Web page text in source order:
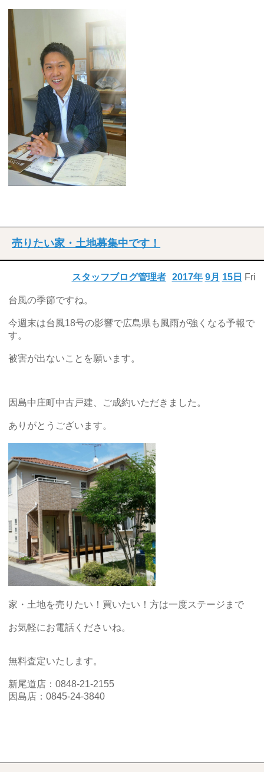
売りたい家・土地募集中です！
2017年 9月 15日 Fri
スタッフブログ管理者
台風の季節ですね。
今週末は台風18号の影響で広島県も風雨が強くなる予報で
す。
被害が出ないことを願います。
因島中庄町中古戸建、ご成約いただきました。
ありがとうございます。
家・土地を売りたい！買いたい！方は一度ステージまで
お気軽にお電話くださいね。
無料査定いたします。
新尾道店：0848-21-2155
因島店：0845-24-3840